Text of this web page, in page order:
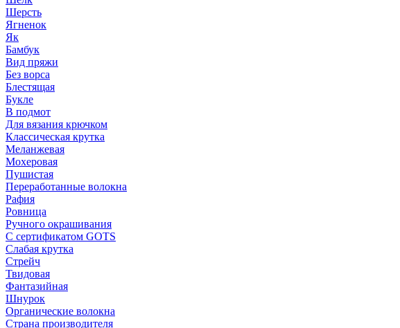
Шерсть
Ягненок
Як
Бамбук
Вид пряжи
Без ворса
Блестящая
Букле
В подмот
Для вязания крючком
Классическая крутка
Меланжевая
Мохеровая
Пушистая
Переработанные волокна
Рафия
Ровница
Ручного окрашивания
С сертификатом GOTS
Слабая крутка
Стрейч
Твидовая
Фантазийная
Шнурок
Органические волокна
Страна производителя